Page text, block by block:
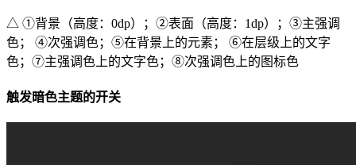
△ ①背景（高度：0dp）；②表面（高度：1dp）；③主强调
色； ④次强调色；⑤在背景上的元素； ⑥在层级上的文字
色；⑦主强调色上的文字色；⑧次强调色上的图标色
触发暗色主题的开关